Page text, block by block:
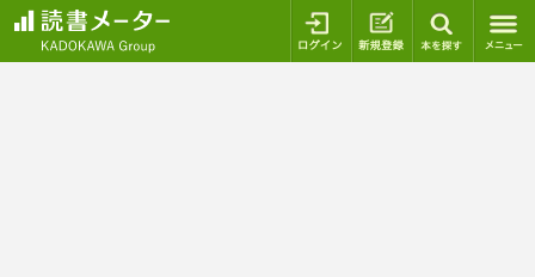
ログイン 新規登録